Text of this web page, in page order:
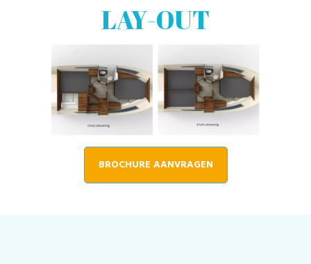
LAY-OUT
BROCHURE AANVRAGEN